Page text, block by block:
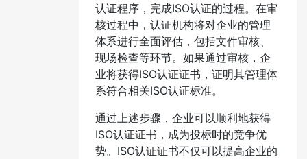
认证程序，完成ISO认证的过程。在审
核过程中，认证机构将对企业的管理
体系进行全面评估，包括文件审核、
现场检查等环节。如果通过审核，企
业将获得ISO认证证书，证明其管理体
系符合相关ISO认证标准。
通过上述步骤，企业可以顺利地获得
ISO认证证书，成为投标时的竞争优
势。ISO认证证书不仅可以提高企业的